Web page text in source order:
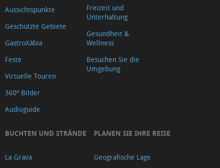
Aussichtspunkte
Geschützte Gebiete
GastroXàbia
Feste
Virtuelle Touren
360º Bilder
Audioguide
Freizeit und
Unterhaltung
Gesundheit &
Wellness
Besuchen Sie die
Umgebung
BUCHTEN UND STRÄNDE
La Grava
PLANEN SIE IHRE REISE
Geografische Lage